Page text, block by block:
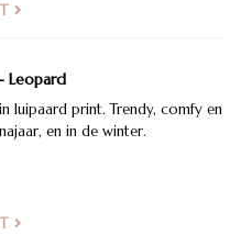
Leopard
luipaard print. Trendy, comfy en
en in de winter.